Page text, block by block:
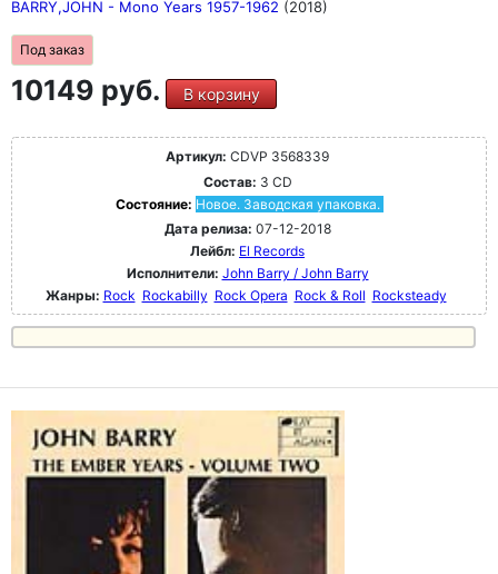
BARRY,JOHN - Mono Years 1957-1962 (2018)
Под заказ
10149 руб. В корзину
Артикул: CDVP 3568339
Состав: 3 CD
Состояние: Новое. Заводская упаковка.
Дата релиза: 07-12-2018
Лейбл: El Records
Исполнители: John Barry / John Barry
Жанры: Rock Rockabilly Rock Opera Rock & Roll Rocksteady